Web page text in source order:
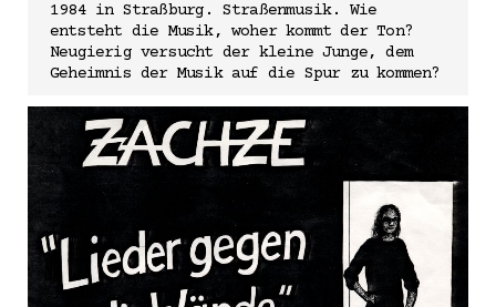
1984 in Straßburg. Straßenmusik. Wie
entsteht die Musik, woher kommt der Ton?
Neugierig versucht der kleine Junge, dem
Geheimnis der Musik auf die Spur zu kommen?